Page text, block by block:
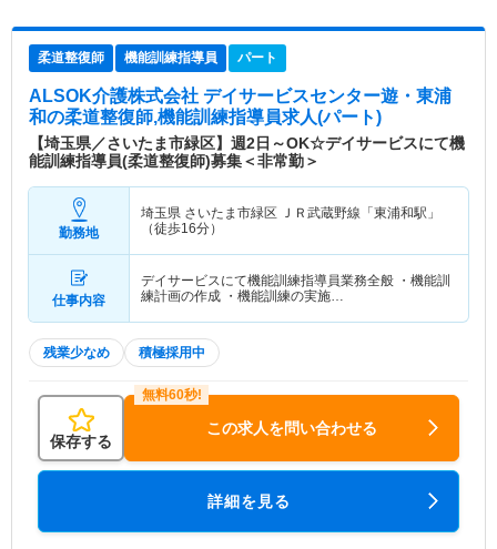
柔道整復師 機能訓練指導員 パート
ALSOK介護株式会社 デイサービスセンター遊・東浦
和の柔道整復師,機能訓練指導員求人(パート)
【埼玉県／さいたま市緑区】週2日～OK☆デイサービスにて機
能訓練指導員(柔道整復師)募集＜非常勤＞
勤務地
埼玉県 さいたま市緑区 ＪＲ武蔵野線「東浦和駅」
（徒歩16分）
仕事内容
デイサービスにて機能訓練指導員業務全般 ・機能訓
練計画の作成 ・機能訓練の実施…
残業少なめ 積極採用中
保存する
この求人を問い合わせる
詳細を見る